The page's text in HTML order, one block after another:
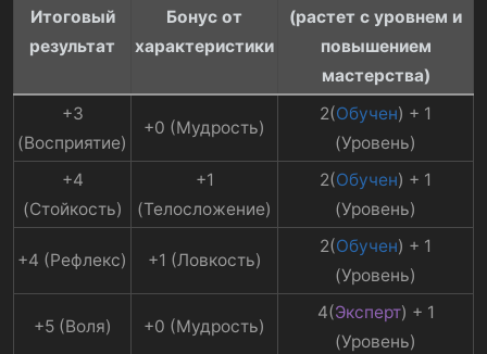
Итоговый
результат
Бонус от
характеристики
(растет с уровнем и
повышением
мастерства)
+3
(Восприятие)​
+0 (Мудрость)​
2(Обучен) + 1
(Уровень)​
+4
(Стойкость)​
+1
(Телосложение)​
2(Обучен) + 1
(Уровень)​
+4 (Рефлекс)​ +1 (Ловкость)​
2(Обучен) + 1
(Уровень)​
+5 (Воля)​ +0 (Мудрость)​
4(Эксперт) + 1
(Уровень)​